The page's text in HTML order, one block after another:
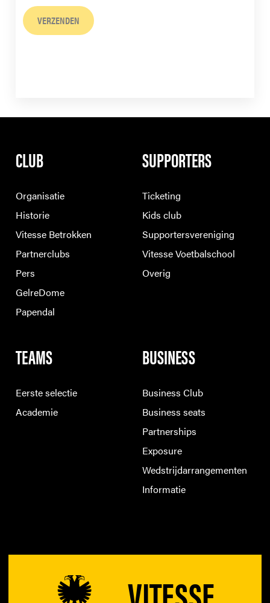
VERZENDEN
CLUB
Organisatie
Historie
Vitesse Betrokken
Partnerclubs
Pers
GelreDome
Papendal
SUPPORTERS
Ticketing
Kids club
Supportersvereniging
Vitesse Voetbalschool
Overig
TEAMS
Eerste selectie
Academie
BUSINESS
Business Club
Business seats
Partnerships
Exposure
Wedstrijdarrangementen
Informatie